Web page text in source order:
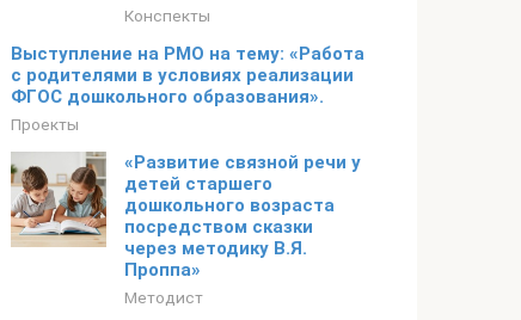
Конспекты
Выступление на РМО на тему: «Работа
с родителями в условиях реализации
ФГОС дошкольного образования».
Проекты
«Развитие связной речи у
детей старшего
дошкольного возраста
посредством сказки
через методику В.Я.
Проппа»
Методист